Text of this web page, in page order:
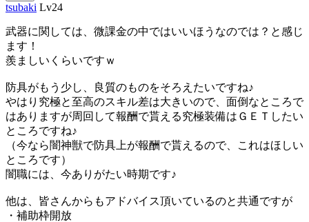
tsubaki Lv24
武器に関しては、微課金の中ではいいほうなのでは？と感じ
ます！
羨ましいくらいですｗ
防具がもう少し、良質のものをそろえたいですね♪
やはり究極と至高のスキル差は大きいので、面倒なところで
はありますが周回して報酬で貰える究極装備はＧＥＴしたい
ところですね♪
（今なら闇神獣で防具上が報酬で貰えるので、これはほしい
ところです）
闇職には、今ありがたい時期です♪
他は、皆さんからもアドバイス頂いているのと共通ですが
・補助枠開放